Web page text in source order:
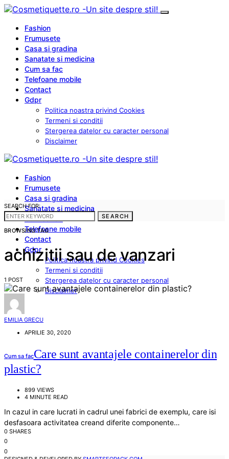
Fashion
Frumusete
Casa si gradina
Sanatate si medicina
Cum sa fac
Telefoane mobile
Contact
Gdpr
Politica noastra privind Cookies
Termeni si conditii
Stergerea datelor cu caracter personal
Disclaimer
Fashion
Frumusete
Casa si gradina
Sanatate si medicina
Cum sa fac
Telefoane mobile
Contact
Gdpr
Politica noastra privind Cookies
Termeni si conditii
Stergerea datelor cu caracter personal
Disclaimer
SEARCH FOR:
SEARCH
BROWSING TAG
achizitii sau de vanzari
1 POST
EMILIA GRECU
APRILIE 30, 2020
Cum sa facCare sunt avantajele containerelor din
plastic?
899 VIEWS
4 MINUTE READ
In cazul in care lucrati in cadrul unei fabrici de exemplu, care isi
desfasoara activitatea creand diferite componente…
0 SHARES
0
0